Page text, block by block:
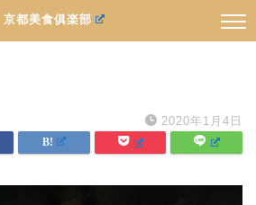
京都美食俱楽部
2020年1月4日